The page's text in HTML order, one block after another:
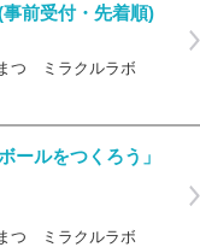
事前受付・先着順)
つ ミラクルラボ
ールをつくろう」
つ ミラクルラボ